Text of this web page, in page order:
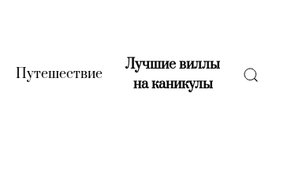
(current)
Путешествие(current)
Лучшие виллы
на каникулы(current)